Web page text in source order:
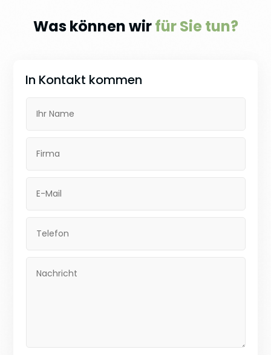
Was können wirfür Sie tun?
In Kontakt kommen